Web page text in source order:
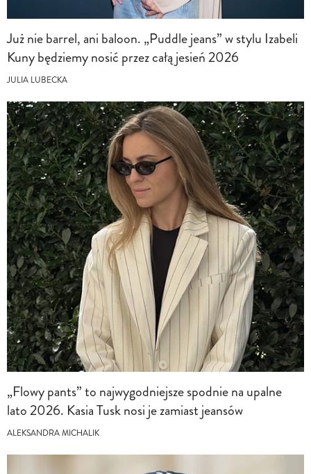
Już nie barrel, ani baloon. „Puddle jeans” w stylu Izabeli
Kuny będziemy nosić przez całą jesień 2026
JULIA LUBECKA
„Flowy pants” to najwygodniejsze spodnie na upalne
lato 2026. Kasia Tusk nosi je zamiast jeansów
ALEKSANDRA MICHALIK